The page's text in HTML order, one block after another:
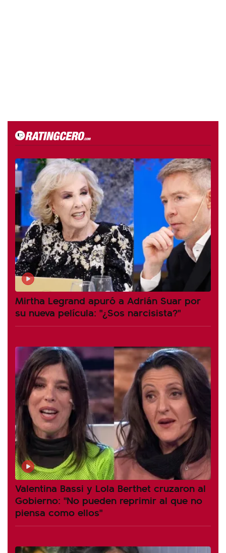
Mirtha Legrand apuró a Adrián Suar por
su nueva película: "¿Sos narcisista?"
Valentina Bassi y Lola Berthet cruzaron al
Gobierno: "No pueden reprimir al que no
piensa como ellos"